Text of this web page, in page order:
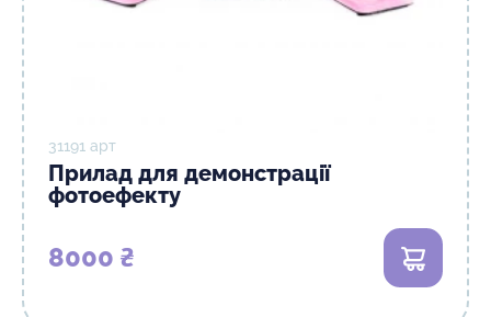
31191 арт
Прилад для демонстрації
фотоефекту
8000 ₴